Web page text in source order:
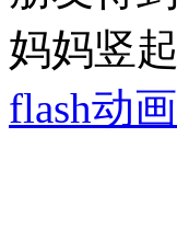
妈妈竖
flash动